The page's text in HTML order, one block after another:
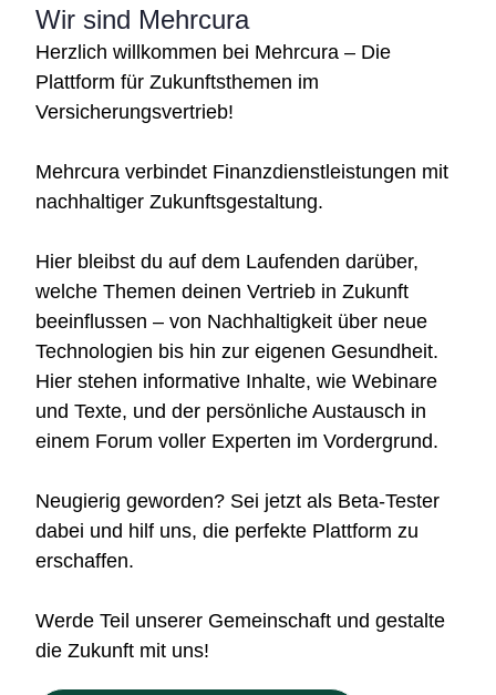
Wir sind Mehrcura
Herzlich willkommen bei Mehrcura – Die
Plattform für Zukunftsthemen im
Versicherungsvertrieb!
Mehrcura verbindet Finanzdienstleistungen mit
nachhaltiger Zukunftsgestaltung.
Hier bleibst du auf dem Laufenden darüber,
welche Themen deinen Vertrieb in Zukunft
beeinflussen – von Nachhaltigkeit über neue
Technologien bis hin zur eigenen Gesundheit.
Hier stehen informative Inhalte, wie Webinare
und Texte, und der persönliche Austausch in
einem Forum voller Experten im Vordergrund.
Neugierig geworden? Sei jetzt als Beta-Tester
dabei und hilf uns, die perfekte Plattform zu
erschaffen.
Werde Teil unserer Gemeinschaft und gestalte
die Zukunft mit uns!